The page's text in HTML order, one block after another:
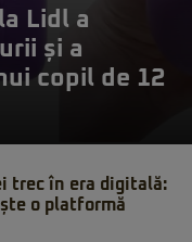
Lidl a
și a
copil de 12
trec în era digitală:
o platformă